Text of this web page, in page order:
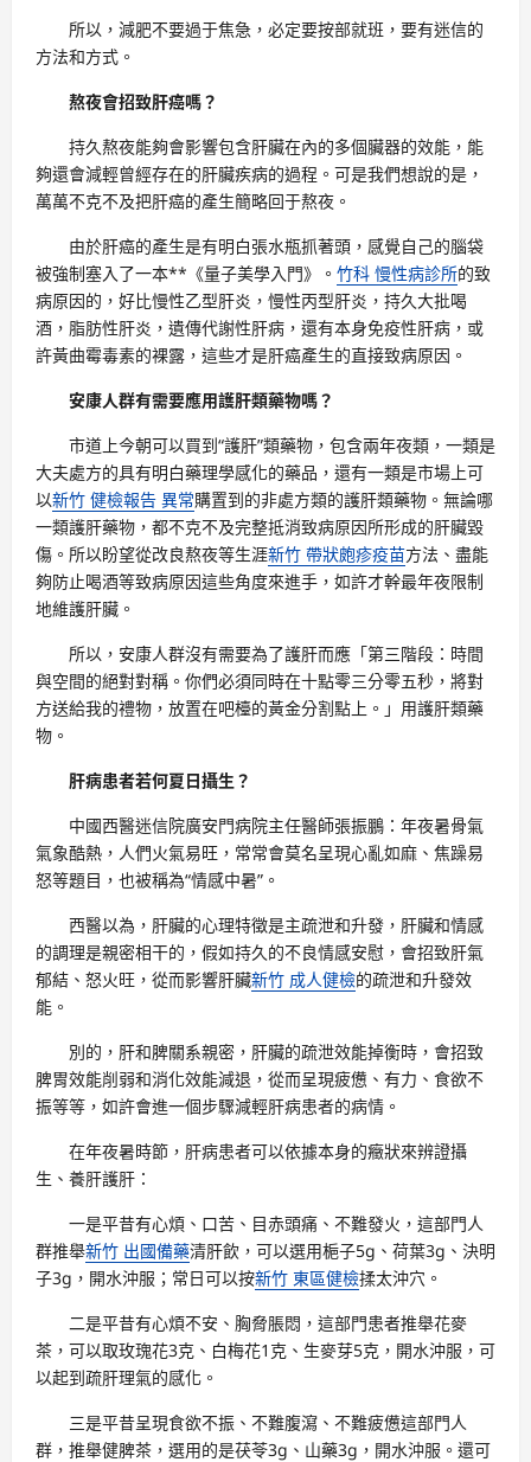
所以，減肥不要過于焦急，必定要按部就班，要有迷信的
方法和方式。
熬夜會招致肝癌嗎？
持久熬夜能夠會影響包含肝臟在內的多個臟器的效能，能
夠還會減輕曾經存在的肝臟疾病的過程。可是我們想說的是，
萬萬不克不及把肝癌的產生簡略回于熬夜。
由於肝癌的產生是有明白張水瓶抓著頭，感覺自己的腦袋
被強制塞入了一本**《量子美學入門》。 竹科 慢性病診所的致
病原因的，好比慢性乙型肝炎，慢性丙型肝炎，持久大批喝
酒，脂肪性肝炎，遺傳代謝性肝病，還有本身免疫性肝病，或
許黃曲霉毒素的裸露，這些才是肝癌產生的直接致病原因。
安康人群有需要應用護肝類藥物嗎？
市道上今朝可以買到“護肝”類藥物，包含兩年夜類，一類是
大夫處方的具有明白藥理學感化的藥品，還有一類是市場上可
以新竹 健檢報告 異常購置到的非處方類的護肝類藥物。無論哪
一類護肝藥物，都不克不及完整抵消致病原因所形成的肝臟毀
傷。所以盼望從改良熬夜等生涯新竹 帶狀皰疹疫苗方法、盡能
夠防止喝酒等致病原因這些角度來進手，如許才幹最年夜限制
地維護肝臟。
所以，安康人群沒有需要為了護肝而應「第三階段：時間
與空間的絕對對稱。你們必須同時在十點零三分零五秒，將對
方送給我的禮物，放置在吧檯的黃金分割點上。」用護肝類藥
物。
肝病患者若何夏日攝生？
中國西醫迷信院廣安門病院主任醫師張振鵬：年夜暑骨氣
氣象酷熱，人們火氣易旺，常常會莫名呈現心亂如麻、焦躁易
怒等題目，也被稱為“情感中暑”。
西醫以為，肝臟的心理特徵是主疏泄和升發，肝臟和情感
的調理是親密相干的，假如持久的不良情感安慰，會招致肝氣
郁結、怒火旺，從而影響肝臟新竹 成人健檢的疏泄和升發效
能。
別的，肝和脾關系親密，肝臟的疏泄效能掉衡時，會招致
脾胃效能削弱和消化效能減退，從而呈現疲憊、有力、食欲不
振等等，如許會進一個步驟減輕肝病患者的病情。
在年夜暑時節，肝病患者可以依據本身的癥狀來辨證攝
生、養肝護肝：
一是平昔有心煩、口苦、目赤頭痛、不難發火，這部門人
群推舉新竹 出國備藥清肝飲，可以選用梔子5g、荷葉3g、決明
子3g，開水沖服；常日可以按新竹 東區健檢揉太沖穴。
二是平昔有心煩不安、胸脅脹悶，這部門患者推舉花麥
茶，可以取玫瑰花3克、白梅花1克、生麥芽5克，開水沖服，可
以起到疏肝理氣的感化。
三是平昔呈現食欲不振、不難腹瀉、不難疲憊這部門人
群，推舉健脾茶，選用的是茯苓3g、山藥3g，開水沖服。還可